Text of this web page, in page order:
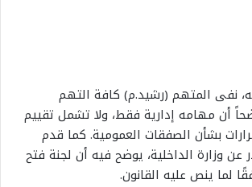
نفى المتهم (رشيد.م) كافة التهم
أن مهامه إدارية فقط، ولا تشمل تقييم
بشأن الصفقات العمومية. كما قدم
وزارة الداخلية، يوضح فيه أن لجنة فتح
لما ينص عليه القانون.